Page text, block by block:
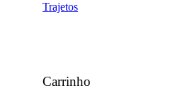
Trajetos
Carrinho